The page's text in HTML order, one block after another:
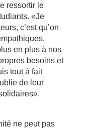
ressortir le
«Je
c’est qu’on
en plus à nos
besoins et
tout à fait
de leur
ne peut pas